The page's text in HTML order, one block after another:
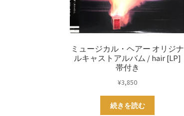
ミュージカル・ヘアー オリジナ
ルキャストアルバム / hair [LP]
帯付き
¥3,850
続きを読む